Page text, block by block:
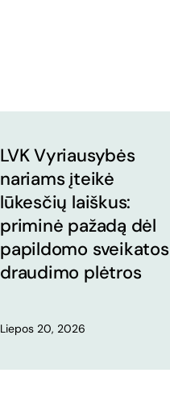
LVK Vyriausybės
nariams įteikė
lūkesčių laiškus:
priminė pažadą dėl
papildomo sveikatos
draudimo plėtros
Liepos 20, 2026